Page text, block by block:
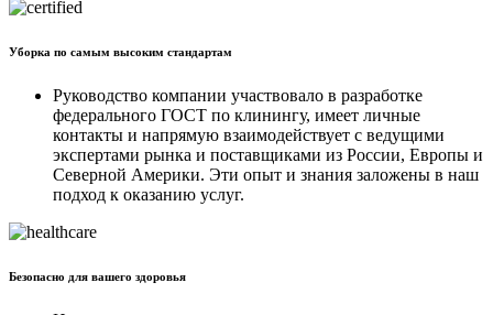
Уборка по самым высоким стандартам
Руководство компании участвовало в разработке
федерального ГОСТ по клинингу, имеет личные
контакты и напрямую взаимодействует с ведущими
экспертами рынка и поставщиками из России, Европы и
Северной Америки. Эти опыт и знания заложены в наш
подход к оказанию услуг.
Безопасно для вашего здоровья